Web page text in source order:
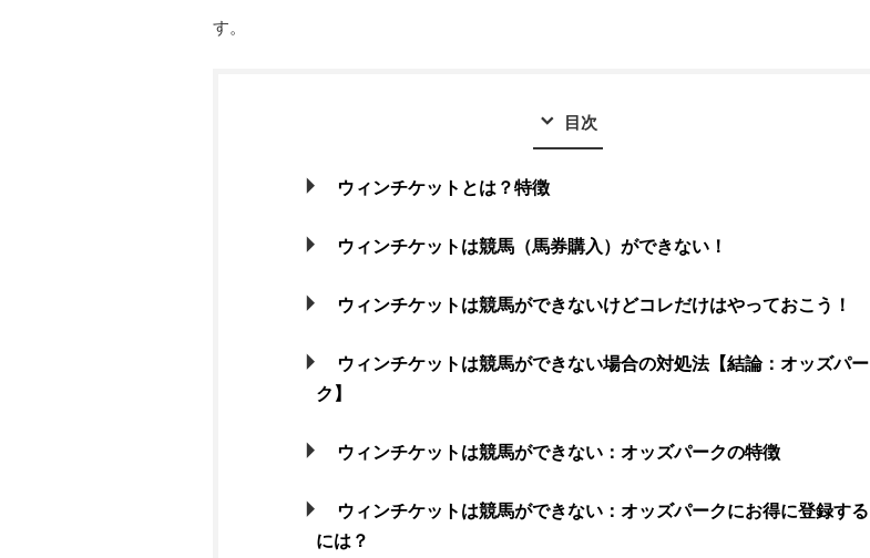
す。
目次
ウィンチケットとは？特徴
ウィンチケットは競馬（馬券購入）ができない！
ウィンチケットは競馬ができないけどコレだけはやっておこう！
ウィンチケットは競馬ができない場合の対処法【結論：オッズパー
ク】
ウィンチケットは競馬ができない：オッズパークの特徴
ウィンチケットは競馬ができない：オッズパークにお得に登録する
には？